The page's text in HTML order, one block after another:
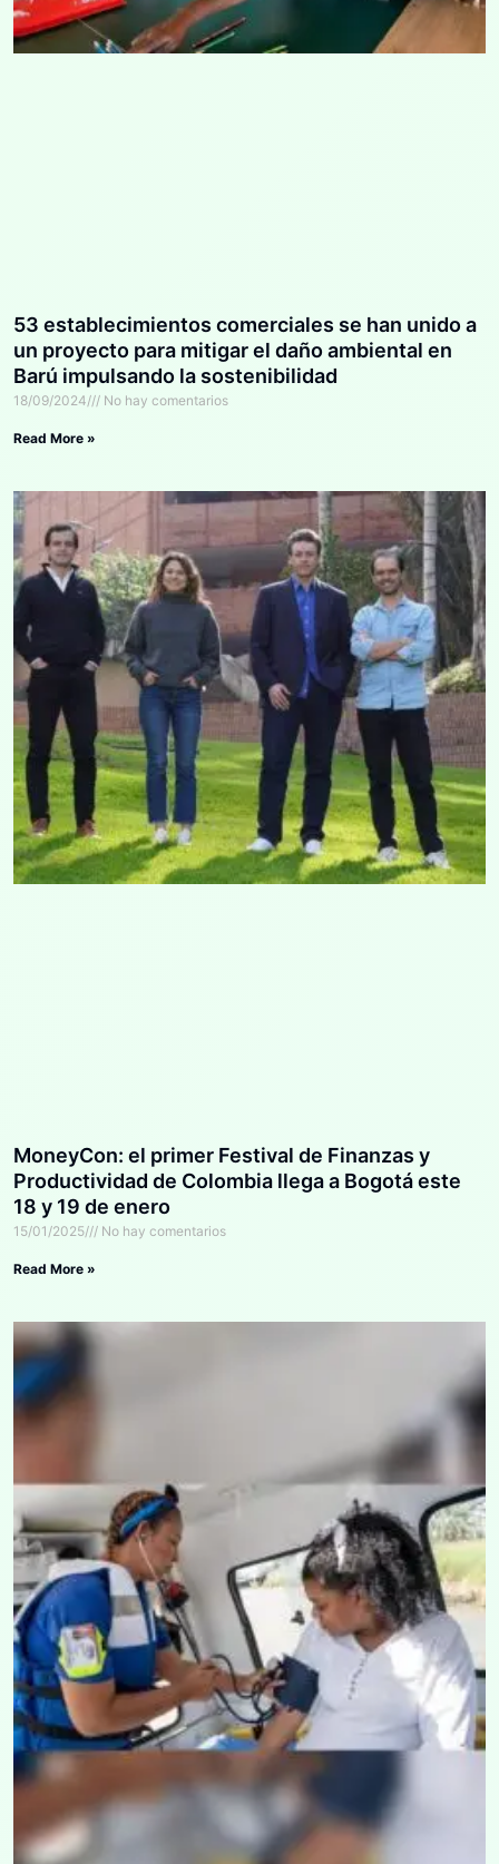
53 establecimientos comerciales se han unido a
un proyecto para mitigar el daño ambiental en
Barú impulsando la sostenibilidad
18/09/2024 No hay comentarios
Read More »
MoneyCon: el primer Festival de Finanzas y
Productividad de Colombia llega a Bogotá este
18 y 19 de enero
15/01/2025 No hay comentarios
Read More »